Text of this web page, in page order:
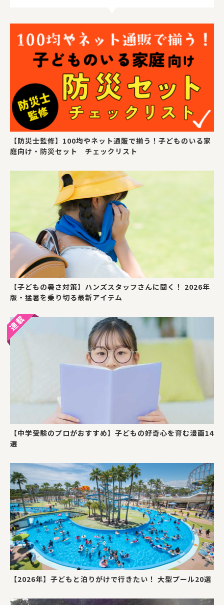
【防災士監修】100均やネット通販で揃う！子どものいる家
庭向け・防災セット チェックリスト
【子どもの暑さ対策】ハンズスタッフさんに聞く！ 2026年
版・猛暑を乗り切る最新アイテム
【中学受験のプロがおすすめ】子どもの好奇心を育む漫画14
選
【2026年】子どもと泊りがけで行きたい！ 大型プール20選